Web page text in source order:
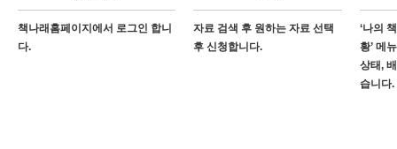
책나래홈페이지에서 로그인 합니
다.
자료 검색 후 원하는 자료 선택
후 신청합니다.
‘나의
황’ 메
상태,
습니다.